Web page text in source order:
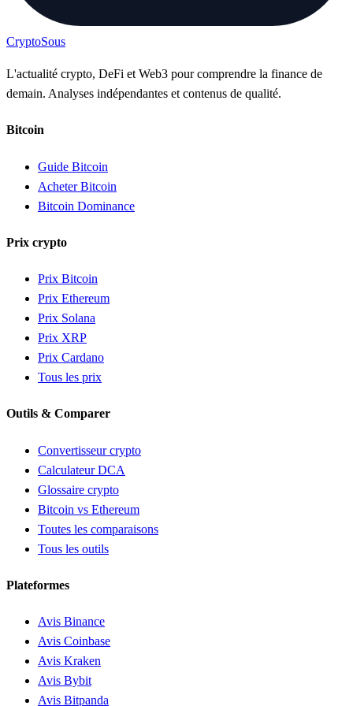
CryptoSous
L'actualité crypto, DeFi et Web3 pour comprendre la finance de
demain. Analyses indépendantes et contenus de qualité.
Bitcoin
Guide Bitcoin
Acheter Bitcoin
Bitcoin Dominance
Prix crypto
Prix Bitcoin
Prix Ethereum
Prix Solana
Prix XRP
Prix Cardano
Tous les prix
Outils & Comparer
Convertisseur crypto
Calculateur DCA
Glossaire crypto
Bitcoin vs Ethereum
Toutes les comparaisons
Tous les outils
Plateformes
Avis Binance
Avis Coinbase
Avis Kraken
Avis Bybit
Avis Bitpanda